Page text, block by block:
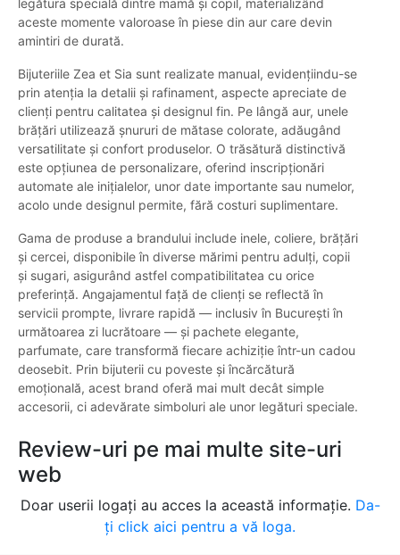
legătura specială dintre mamă și copil, materializând
aceste momente valoroase în piese din aur care devin
amintiri de durată.
Bijuteriile Zea et Sia sunt realizate manual, evidențiindu-se
prin atenția la detalii și rafinament, aspecte apreciate de
clienți pentru calitatea și designul fin. Pe lângă aur, unele
brățări utilizează șnururi de mătase colorate, adăugând
versatilitate și confort produselor. O trăsătură distinctivă
este opțiunea de personalizare, oferind inscripționări
automate ale inițialelor, unor date importante sau numelor,
acolo unde designul permite, fără costuri suplimentare.
Gama de produse a brandului include inele, coliere, brățări
și cercei, disponibile în diverse mărimi pentru adulți, copii
și sugari, asigurând astfel compatibilitatea cu orice
preferință. Angajamentul față de clienți se reflectă în
servicii prompte, livrare rapidă — inclusiv în București în
următoarea zi lucrătoare — și pachete elegante,
parfumate, care transformă fiecare achiziție într-un cadou
deosebit. Prin bijuterii cu poveste și încărcătură
emoțională, acest brand oferă mai mult decât simple
accesorii, ci adevărate simboluri ale unor legături speciale.
Review-uri pe mai multe site-uri
web
Doar userii logați au acces la această informație. Da-
ți click aici pentru a vă loga.